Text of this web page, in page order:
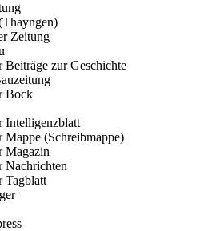
Zeitung
Beiträge zur Geschichte
Bock
Intelligenzblatt
Mappe (Schreibmappe)
Magazin
Nachrichten
Tagblatt